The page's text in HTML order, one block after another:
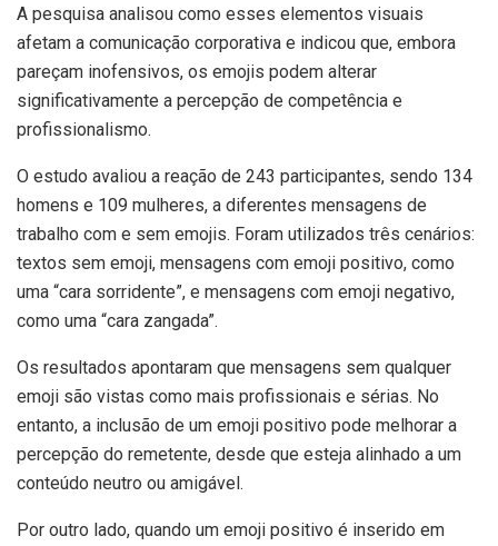
A pesquisa analisou como esses elementos visuais
afetam a comunicação corporativa e indicou que, embora
pareçam inofensivos, os emojis podem alterar
significativamente a percepção de competência e
profissionalismo.
O estudo avaliou a reação de 243 participantes, sendo 134
homens e 109 mulheres, a diferentes mensagens de
trabalho com e sem emojis. Foram utilizados três cenários:
textos sem emoji, mensagens com emoji positivo, como
uma “cara sorridente”, e mensagens com emoji negativo,
como uma “cara zangada”.
Os resultados apontaram que mensagens sem qualquer
emoji são vistas como mais profissionais e sérias. No
entanto, a inclusão de um emoji positivo pode melhorar a
percepção do remetente, desde que esteja alinhado a um
conteúdo neutro ou amigável.
Por outro lado, quando um emoji positivo é inserido em